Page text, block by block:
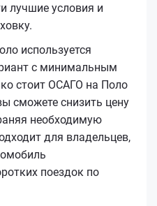
лучшие условия и
используется
с минимальным
стоит ОСАГО на Поло
сможете снизить цену
необходимую
для владельцев,
поездок по